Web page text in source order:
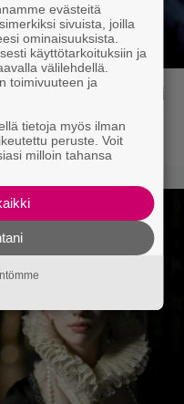
kirje löytyi
näyttää
evästeitä
sivuista, joilla
ominaisuuksista.
käyttötarkoituksiin ja
välilehdellä.
toimivuuteen ja
tietoja myös ilman
peruste. Voit
milloin tahansa